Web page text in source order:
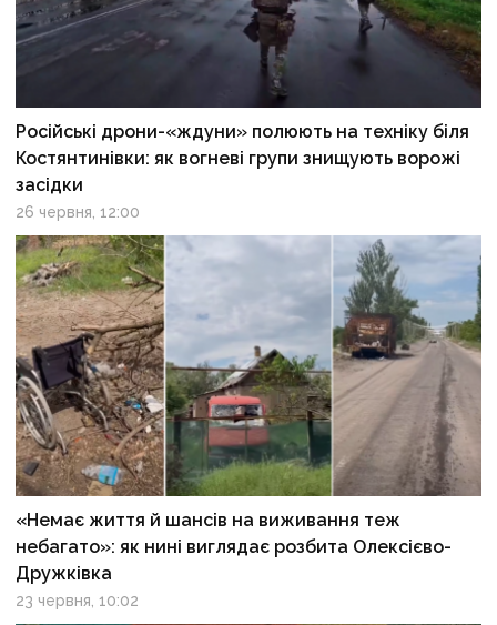
Російські дрони-«ждуни» полюють на техніку біля
Костянтинівки: як вогневі групи знищують ворожі
засідки
26 червня, 12:00
«Немає життя й шансів на виживання теж
небагато»: як нині виглядає розбита Олексієво-
Дружківка
23 червня, 10:02